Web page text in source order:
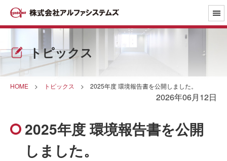
トピックス
HOME > トピックス > 2025年度 環境報告書を公開しました。
2026年06月12日
2025年度 環境報告書を公開
しました。